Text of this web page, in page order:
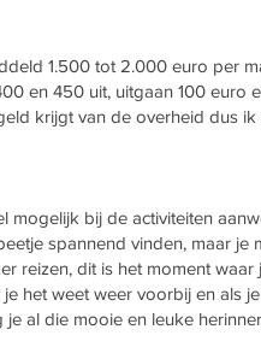
1.500 tot 2.000 euro per
en 450 uit, uitgaan 100 euro
krijgt van de overheid dus
bij de activiteiten
spannend vinden, maar je
reizen, dit is het moment
het weet weer voorbij en als
al die mooie en leuke